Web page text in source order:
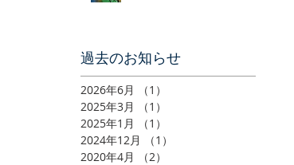
​過去のお知らせ
2026年6月 （1）
2025年3月
（1）
2025年1月
（1）
2024年12月
（1）
2020年4月
（2）